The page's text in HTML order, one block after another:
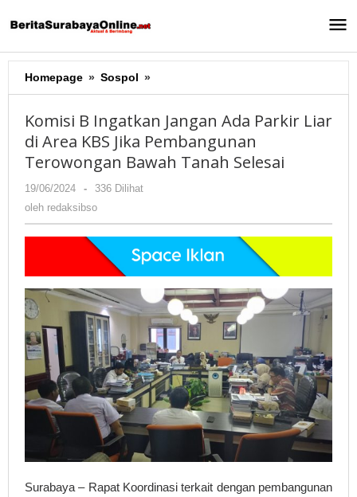
ke
Homepage » Sospol »
B
Jangan
Ada
Parkir
KBS
Pembangunan
Terowongan
Bawah
Tanah
Selesai
Komisi B Ingatkan Jangan Ada Parkir Liar
di Area KBS Jika Pembangunan
Terowongan Bawah Tanah Selesai
19/06/2024
oleh
redaksibso
-
336 Dilihat
oleh redaksibso
Surabaya – Rapat Koordinasi terkait dengan pembangunan